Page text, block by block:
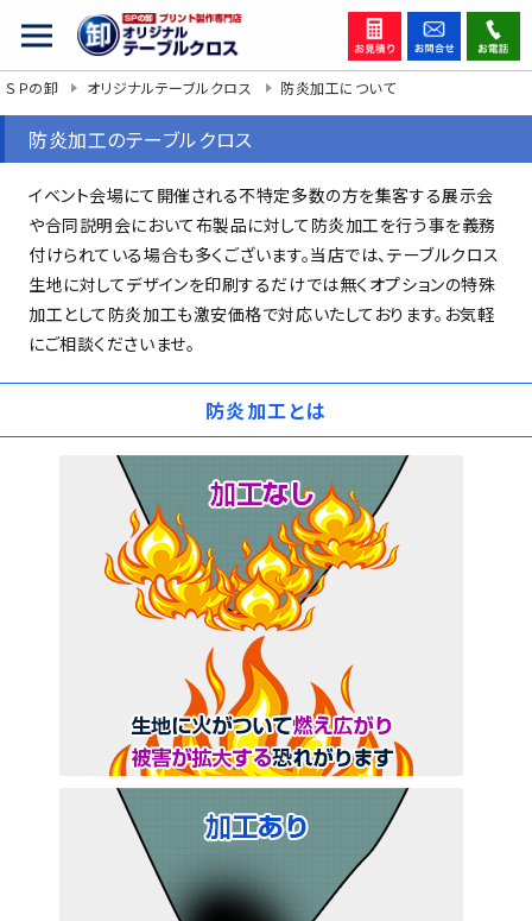
ＳＰの卸 オリジナルテーブルクロス 防炎加工について
防炎加工のテーブルクロス
イベント会場にて開催される不特定多数の方を集客する展示会
や合同説明会において布製品に対して防炎加工を行う事を義務
付けられている場合も多くございます。当店では、テーブルクロス
生地に対してデザインを印刷するだけでは無くオプションの特殊
加工として防炎加工も激安価格で対応いたしております。お気軽
にご相談くださいませ。
防炎加工とは